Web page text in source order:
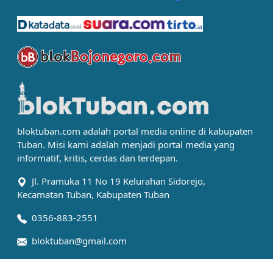
bloktuban.com adalah portal media online di kabupaten
Tuban. Misi kami adalah menjadi portal media yang
informatif, kritis, cerdas dan terdepan.
Jl. Pramuka 11 No 19 Kelurahan Sidorejo,
Kecamatan Tuban, Kabupaten Tuban
0356-883-2551
bloktuban@gmail.com